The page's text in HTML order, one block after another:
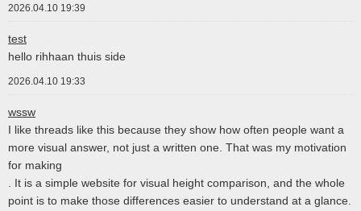
2026.04.10 19:39
test
hello rihhaan thuis side
2026.04.10 19:33
wssw
I like threads like this because they show how often people want a
more visual answer, not just a written one. That was my motivation
for making
. It is a simple website for visual height comparison, and the whole
point is to make those differences easier to understand at a glance.